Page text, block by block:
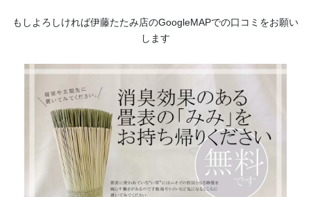
もしよろしければ伊藤たたみ店のGoogleMAPでの口コミをお願い
します